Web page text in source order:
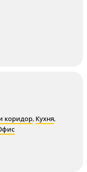
коридор, Кухня,